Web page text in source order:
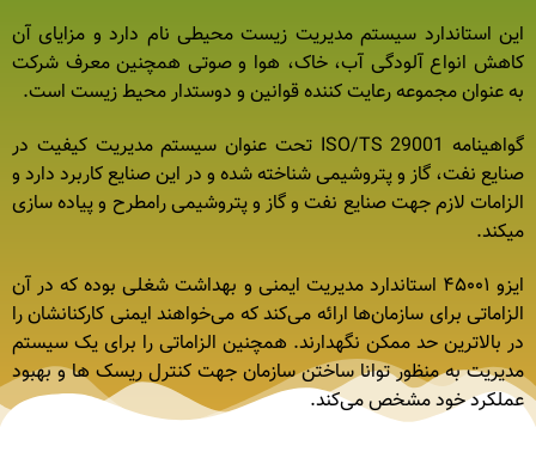
این استاندارد سیستم مدیریت زیست محیطی نام دارد و مزایای آن
کاهش انواع آلودگی آب، خاک، هوا و صوتی همچنین معرف شرکت
به عنوان مجموعه رعایت کننده قوانین و دوستدار محیط زیست است.
گواهینامه ISO/TS 29001 تحت عنوان سیستم مدیریت کیفیت در
صنایع نفت، گاز و پتروشیمی شناخته شده و در این صنایع کاربرد دارد و
الزامات لازم جهت صنایع نفت و گاز و پتروشیمی رامطرح و پیاده سازی
میکند.
ایزو ۴۵۰۰۱ استاندارد مدیریت ایمنی و بهداشت شغلی بوده که در آن
الزاماتی برای سازمان‌ها ارائه می‌کند که می‌خواهند ایمنی کارکنانشان را
در بالاترین حد ممکن نگهدارند. همچنین الزاماتی را برای یک سیستم
مدیریت به منظور توانا ساختن سازمان جهت کنترل ریسک ها و بهبود
عملکرد خود مشخص می‌کند.